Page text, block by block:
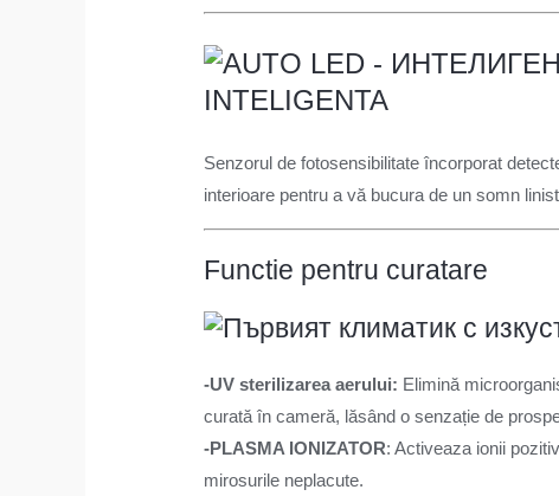
INTELIGENTA
Senzorul de fotosensibilitate încorporat
interioare pentru a vă bucura de un somn
Functie pentru curatare
-UV sterilizarea aerului: Elimină
curată în cameră, lăsând o senzație de
-PLASMA IONIZATOR: Activeaza ionii
mirosurile neplacute.